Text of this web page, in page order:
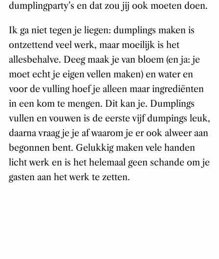
dumplingparty’s en dat zou jij ook moeten doen.
Ik ga niet tegen je liegen: dumplings maken is
ontzettend veel werk, maar moeilijk is het
allesbehalve. Deeg maak je van bloem (en ja: je
moet echt je eigen vellen maken) en water en
voor de vulling hoef je alleen maar ingrediënten
in een kom te mengen. Dit kan je. Dumplings
vullen en vouwen is de eerste vijf dumpings leuk,
daarna vraag je je af waarom je er ook alweer aan
begonnen bent. Gelukkig maken vele handen
licht werk en is het helemaal geen schande om je
gasten aan het werk te zetten.